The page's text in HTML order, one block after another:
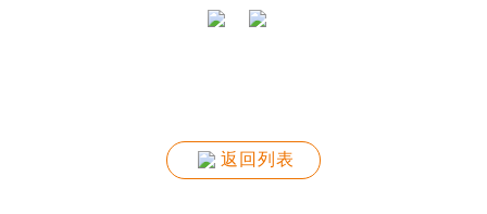
返回列表